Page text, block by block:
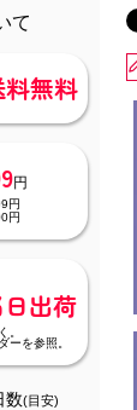
て
料無料
円
円
円
出荷
。
ーを参照。
数(目安)